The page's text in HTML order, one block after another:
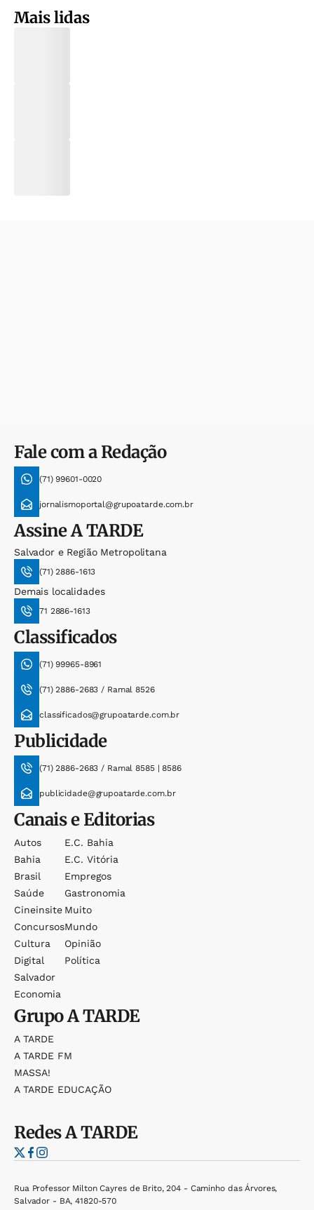
Mais lidas
Fale com a Redação
(71) 99601-0020
jornalismoportal@grupoatarde.com.br
AssineA TARDE
Salvador e Região Metropolitana
(71) 2886-1613
Demais localidades
71 2886-1613
Classificados
(71) 99965-8961
(71) 2886-2683 / Ramal 8526
classificados@grupoatarde.com.br
Publicidade
(71) 2886-2683 / Ramal 8585 | 8586
publicidade@grupoatarde.com.br
Canais e Editorias
Autos
Bahia
Brasil
Saúde
Cineinsite
Concursos
Cultura
Digital
Salvador
Economia
E.c. Bahia
E.c. Vitória
Empregos
Gastronomia
Muito
Mundo
Opinião
Política
GrupoA TARDE
A TARDE
A TARDE FM
MASSA!
A TARDE EDUCAÇÃO
RedesA TARDE
Rua Professor Milton Cayres de Brito, 204 - Caminho das Árvores,
Salvador - BA, 41820-570